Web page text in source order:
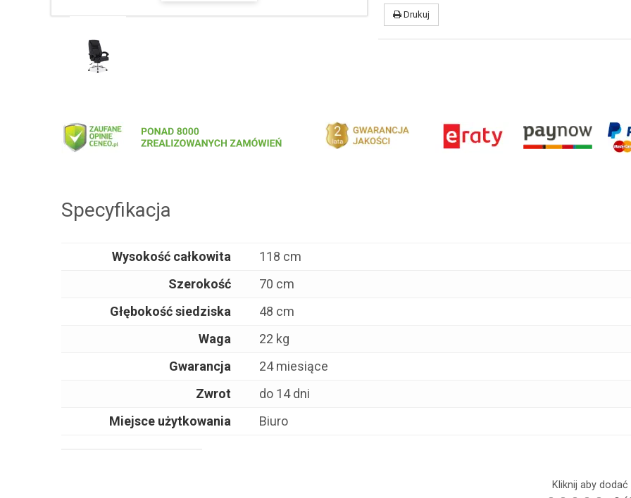
Drukuj
Specyfikacja
Wysokość całkowita
118 cm
Szerokość
70 cm
Głębokość siedziska
48 cm
Waga
22 kg
Gwarancja
24 miesiące
Zwrot
do 14 dni
Miejsce użytkowania
Biuro
Kliknij aby